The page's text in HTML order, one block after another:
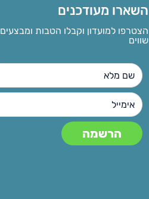
השארו מעודכנים
הצטרפו למועדון וקבלו הטבות ומבצעים
שווים